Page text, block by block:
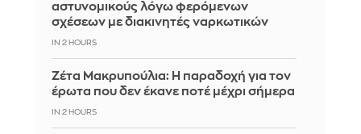
αστυνομικούς λόγω φερόμενων
σχέσεων με διακινητές ναρκωτικών
IN 2 HOURS
Ζέτα Μακρυπούλια: Η παραδοχή για τον
έρωτα που δεν έκανε ποτέ μέχρι σήμερα
IN 2 HOURS